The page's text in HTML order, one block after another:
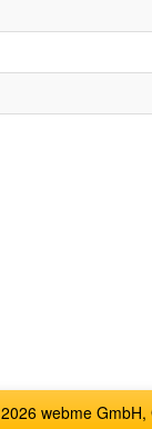
webme GmbH,